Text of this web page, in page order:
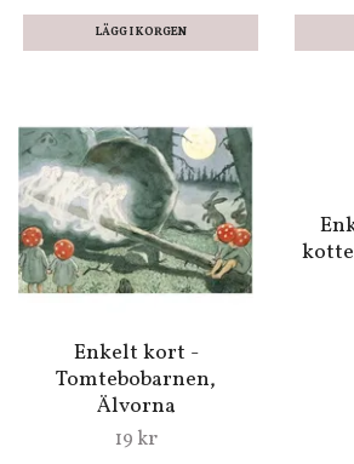
klistermärken - Älvor
(555 klistermärken)
79 kr